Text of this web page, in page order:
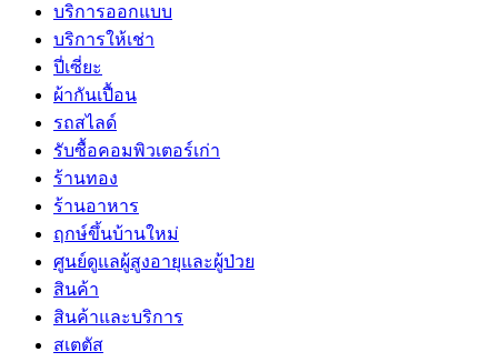
บริการออกแบบ
บริการให้เช่า
ปี่เซี่ยะ
ผ้ากันเปื้อน
รถสไลด์
รับซื้อคอมพิวเตอร์เก่า
ร้านทอง
ร้านอาหาร
ฤกษ์ขึ้นบ้านใหม่
ศูนย์ดูแลผู้สูงอายุและผู้ป่วย
สินค้า
สินค้าและบริการ
สเตตัส